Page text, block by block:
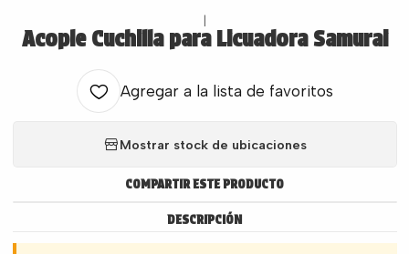
Acople Cuchilla para Licuadora Samurai
Agregar a la lista de favoritos
Mostrar stock de ubicaciones
COMPARTIR ESTE PRODUCTO
DESCRIPCIÓN